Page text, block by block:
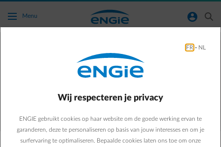
Ga naar de hoofdinhoud
Menu normal-account-circle search
en geniet van tal van voordelen
Offerte aanvragen
FR - NL
Wij respecteren je privacy
ENGIE gebruikt cookies op haar website om de goede werking ervan te
garanderen, deze te personaliseren op basis van jouw interesses en om je
surfervaring te optimaliseren. Bepaalde cookies laten ons toe om onze